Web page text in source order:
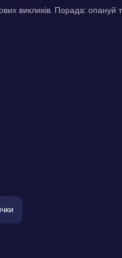
викликів. Порада: опануй